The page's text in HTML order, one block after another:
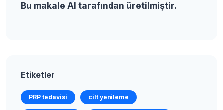
Bu makale AI tarafından üretilmiştir.
Etiketler
PRP tedavisi cilt yenileme